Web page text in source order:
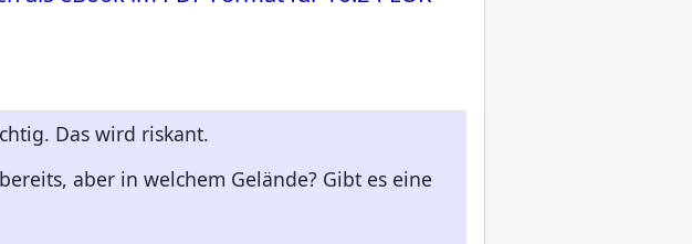
Das wird riskant.
aber in welchem Gelände? Gibt es eine